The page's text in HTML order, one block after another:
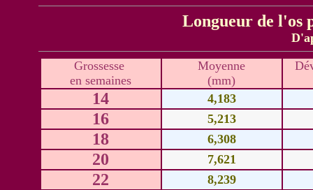
Longueur de l'os
Grossesse
en semaines
Moyenne
(mm)
14 4,183
16 5,213
18 6,308
20 7,621
22 8,239